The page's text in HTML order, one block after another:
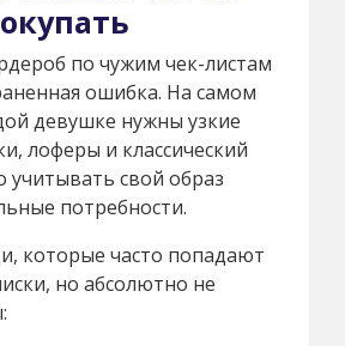
по чужим чек-листам
ошибка. На самом
девушке нужны узкие
лоферы и классический
учитывать свой образ
потребности.
которые часто попадают
но абсолютно не